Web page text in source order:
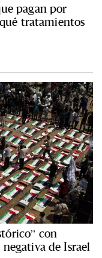
pagan por
tratamientos
con
de Israel